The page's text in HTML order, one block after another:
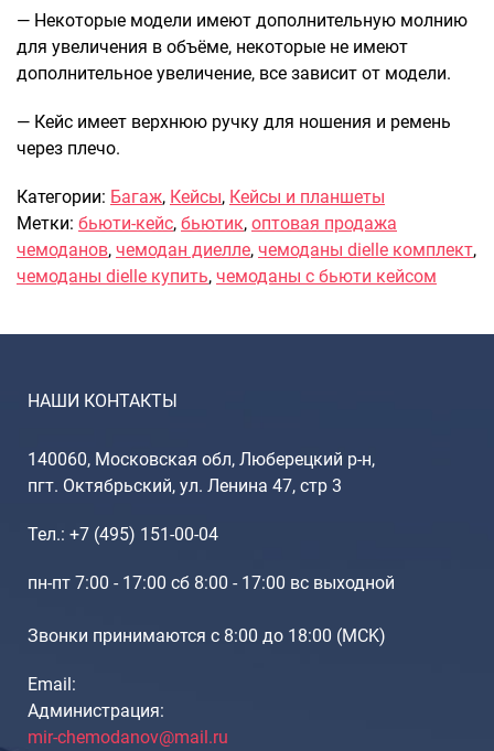
Сумки пляжные
Сумки для ноутбуков
Сумки-тележки хозяйственные
Сумки детские
Рюкзаки городские
Рюкзаки школьные
Рюкзаки подростковые
Ранцы школьные
Кейсы и планшеты
Планшеты
Аксессуары
Мешки для обуви
— Некоторые модели имеют дополнительную молнию
для увеличения в объёме, некоторые не имеют
дополнительное увеличение, все зависит от модели.
— Кейс имеет верхнюю ручку для ношения и ремень
через плечо.
Категории: Багаж, Кейсы, Кейсы и планшеты
Метки: бьюти-кейс, бьютик, оптовая продажа
чемоданов, чемодан диелле, чемоданы dielle комплект,
чемоданы dielle купить, чемоданы с бьюти кейсом
НАШИ КОНТАКТЫ
140060, Московская обл, Люберецкий р-н,
пгт. Октябрьский, ул. Ленина 47, стр 3
Тел.: +7 (495) 151-00-04
пн-пт 7:00 - 17:00 сб 8:00 - 17:00 вс выходной
Звонки принимаются с 8:00 до 18:00 (МCK)
Email:
Администрация:
mir-chemodanov@mail.ru